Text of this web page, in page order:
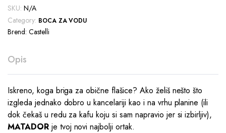
SKU: N/A
Category: BOCA ZA VODU
Brend: Castelli
Opis
Iskreno, koga briga za obične flašice? Ako želiš nešto što
izgleda jednako dobro u kancelariji kao i na vrhu planine (ili
dok čekaš u redu za kafu koju si sam napravio jer si izbirljiv),
MATADORje tvoj novi najbolji ortak.